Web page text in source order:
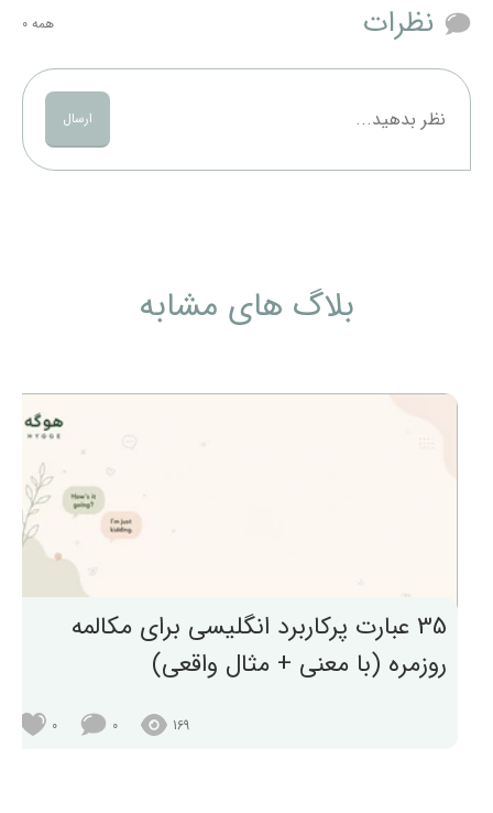
نظرات همه 0
ارسال
بلاگ های مشابه
35 عبارت پرکاربرد انگلیسی برای مکالمه
روزمره (با معنی + مثال واقعی)
0 0 169